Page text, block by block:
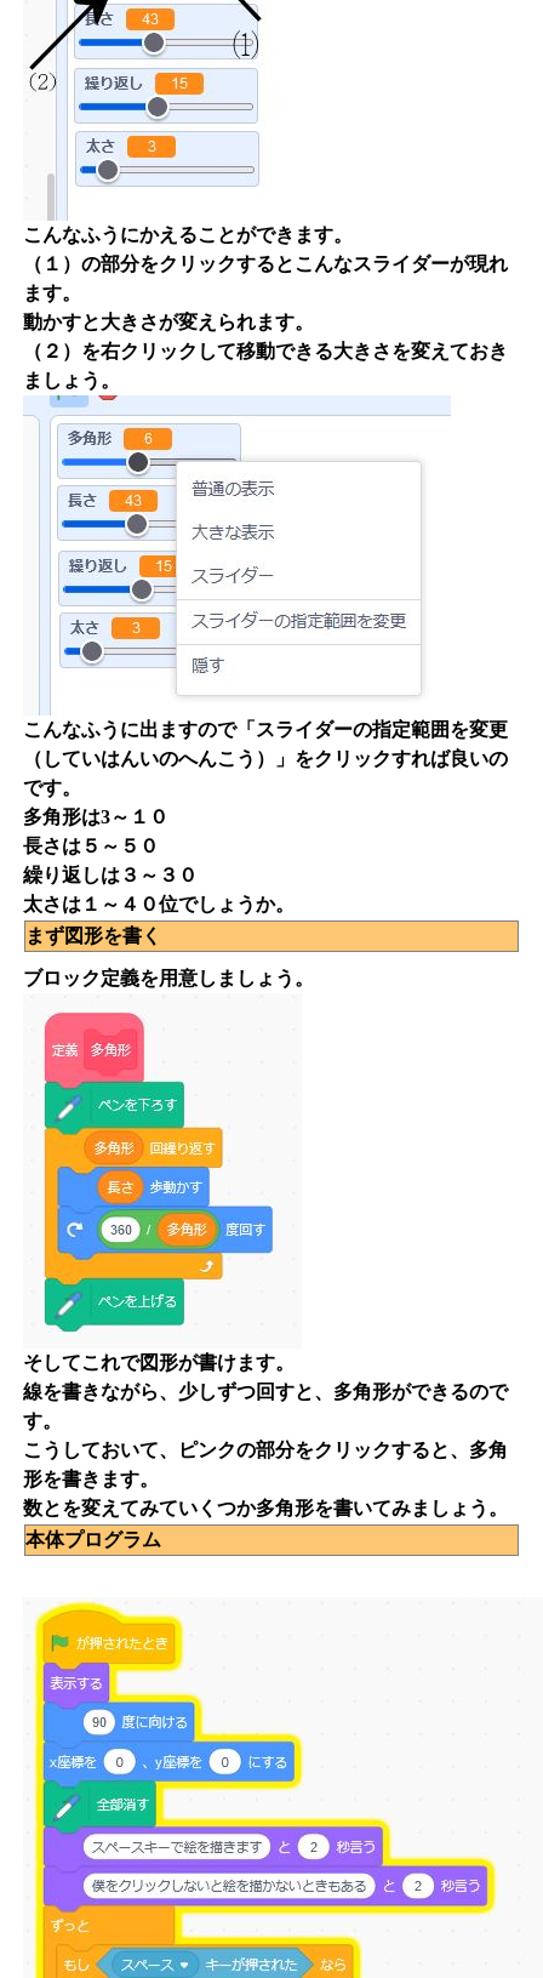
こんなふうにかえることができます。
（１）の部分をクリックするとこんなスライダーが現れ
ます。
動かすと大きさが変えられます。
（２）を右クリックして移動できる大きさを変えておき
ましょう。
こんなふうに出ますので「スライダーの指定範囲を変更
（していはんいのへんこう）」をクリックすれば良いの
です。
多角形は3～１０
長さは５～５０
繰り返しは３～３０
太さは１～４０位でしょうか。
まず図形を書く
ブロック定義を用意しましょう。
そしてこれで図形が書けます。
線を書きながら、少しずつ回すと、多角形ができるので
す。
こうしておいて、ピンクの部分をクリックすると、多角
形を書きます。
数とを変えてみていくつか多角形を書いてみましょう。
本体プログラム